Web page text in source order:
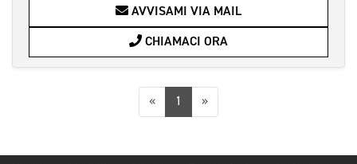
AVVISAMI VIA MAIL
CHIAMACI ORA
«Precedente
1 »Successiva